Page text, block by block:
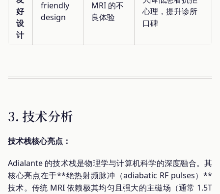
好
设
计
friendly
design
MRI 的不
良体验
心理，提升诊所
口碑
3. 技术分析
技术栈核心亮点：
Adialante 的技术栈是物理学与计算机科学的深度融合。其
核心亮点在于**绝热射频脉冲（adiabatic RF pulses）**
技术。传统 MRI 依赖极其均匀且强大的主磁场（通常 1.5T